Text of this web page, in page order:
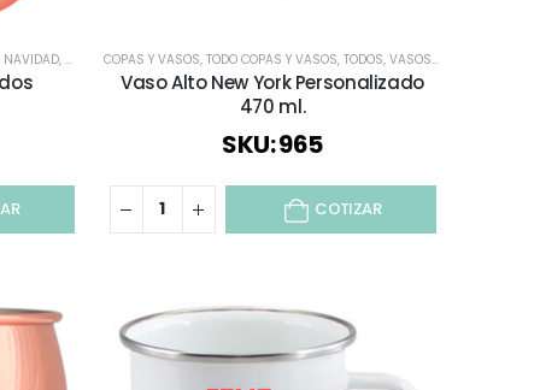
NAVIDAD, REGALOS COBRIZADOS,REGALOS FIESTAS PATRIAS,REGALOS PREMIUM
COPAS Y VASOS, TODO COPAS Y VASOS, TODOS, VASOS CORPORATIVOS
Vaso Alto New York Personalizado
470 ml.
SKU: 965
COTIZAR